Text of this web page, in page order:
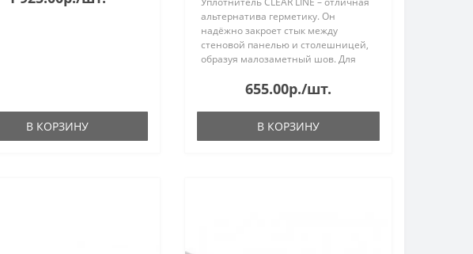
В КОРЗИНУ
альтернатива герметику. Он
надёжно закроет стык между
стеновой панелью и столешницей,
образуя малозаметный шов. Для
клеевой слой и специальную риску
655.00р./шт.
В КОРЗИНУ